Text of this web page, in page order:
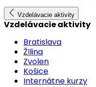
Vzdelávacie aktivity
Vzdelávacie aktivity
Bratislava
ŽIlina
Zvolen
Košice
Internátne kurzy